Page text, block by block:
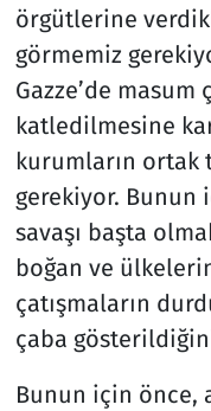
örgütlerine
görmemiz
Gazze’de masum
katledilmesine
kurumların ortak
gerekiyor. Bunun
savaşı başta
boğan ve
çatışmaların
çaba
Bunun için önce,